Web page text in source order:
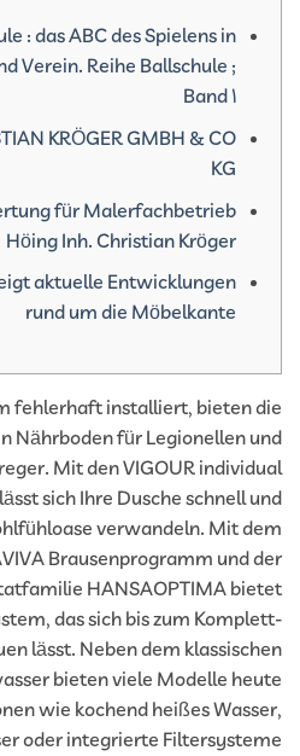
: das ABC des Spielens in
und Verein. Reihe Ballschule ;
Band 1
KRÖGER GMBH & CO
für Malerfachbetrieb
Höing Inh. Christian Kröger
zeigt aktuelle Entwicklungen
rund um die Möbelkante
fehlerhaft installiert, bieten
Nährboden für Legionellen
Mit den VIGOUR
lässt sich Ihre Dusche schnell
Wohlfühloase verwandeln. Mit
Brausenprogramm und
HANSAOPTIMA
System, das sich bis zum
lässt. Neben dem
bieten viele Modelle
wie kochend heißes
oder integrierte